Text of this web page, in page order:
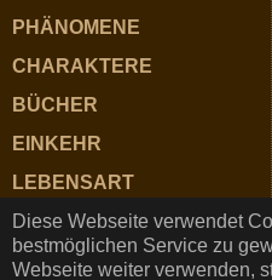
Diese Webseite verwendet
bestmöglichen Service zu
Webseite weiter verwenden,
PHÄNOMENE
CHARAKTERE
BÜCHER
EINKEHR
LEBENSART
ZUTATEN